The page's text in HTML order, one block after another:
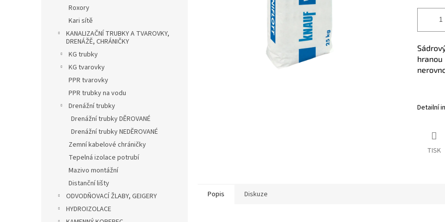
Roxory
Kari sítě
KANALIZAČNÍ TRUBKY A TVAROVKY,
DRENÁŽĚ, CHRÁNIČKY
KG trubky
KG tvarovky
PPR tvarovky
PPR trubky na vodu
Drenážní trubky
Drenážní trubky DĚROVANÉ
Drenážní trubky NEDĚROVANÉ
Zemní kabelové chráničky
Tepelná izolace potrubí
Mazivo montážní
Distanční lišty
ODVODŇOVACÍ ŽLABY, GEIGERY
HYDROIZOLACE
hranou
Detailní
TISK
Popis Diskuze